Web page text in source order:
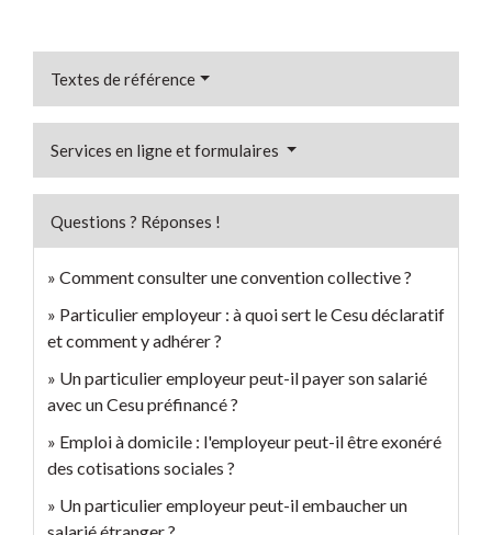
Textes de référence
Services en ligne et formulaires
Questions ? Réponses !
Comment consulter une convention collective ?
Particulier employeur : à quoi sert le Cesu déclaratif
et comment y adhérer ?
Un particulier employeur peut-il payer son salarié
avec un Cesu préfinancé ?
Emploi à domicile : l'employeur peut-il être exonéré
des cotisations sociales ?
Un particulier employeur peut-il embaucher un